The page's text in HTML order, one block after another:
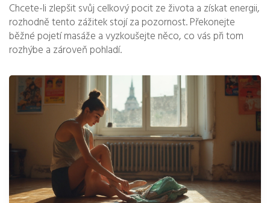
Chcete-li zlepšit svůj celkový pocit ze života a získat energii,
rozhodně tento zážitek stojí za pozornost. Překonejte
běžné pojetí masáže a vyzkoušejte něco, co vás při tom
rozhýbe a zároveň pohladí.